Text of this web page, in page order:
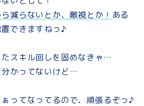
減らないとか、敵視とか！ ある
できますねっ♪
スキル回しを固めなきゃ…
かってないけど…
ってなってるので、頑張るぞっ♪